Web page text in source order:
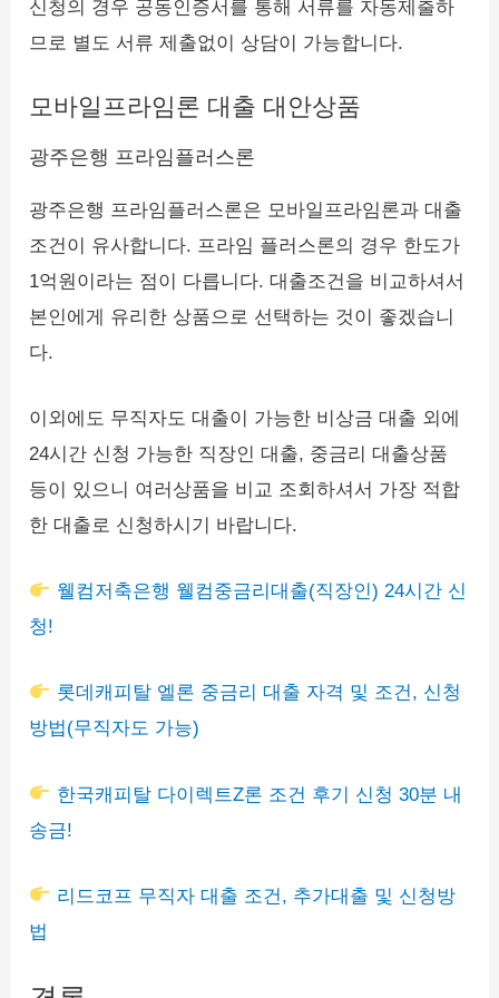
신청의 경우 공동인증서를 통해 서류를 자동제출하
므로 별도 서류 제출없이 상담이 가능합니다.
모바일프라임론 대출 대안상품
광주은행 프라임플러스론
광주은행 프라임플러스론은 모바일프라임론과 대출
조건이 유사합니다. 프라임 플러스론의 경우 한도가
1억원이라는 점이 다릅니다. 대출조건을 비교하셔서
본인에게 유리한 상품으로 선택하는 것이 좋겠습니
다.
이외에도 무직자도 대출이 가능한 비상금 대출 외에
24시간 신청 가능한 직장인 대출, 중금리 대출상품
등이 있으니 여러상품을 비교 조회하셔서 가장 적합
한 대출로 신청하시기 바랍니다.
웰컴저축은행 웰컴중금리대출(직장인) 24시간 신
청!
롯데캐피탈 엘론 중금리 대출 자격 및 조건, 신청
방법(무직자도 가능)
한국캐피탈 다이렉트Z론 조건 후기 신청 30분 내
송금!
리드코프 무직자 대출 조건, 추가대출 및 신청방
법